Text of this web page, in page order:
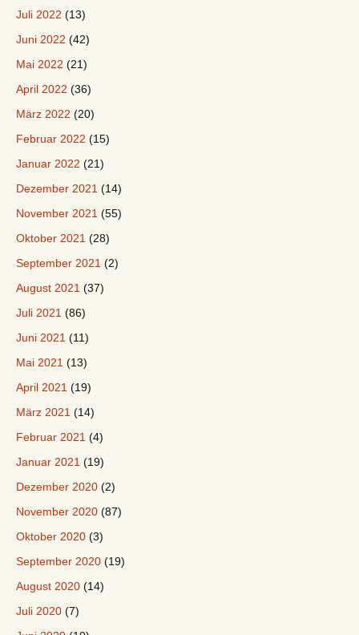
Juli 2022 (13)
Juni 2022 (42)
Mai 2022 (21)
April 2022 (36)
März 2022 (20)
Februar 2022 (15)
Januar 2022 (21)
Dezember 2021 (14)
November 2021 (55)
Oktober 2021 (28)
September 2021 (2)
August 2021 (37)
Juli 2021 (86)
Juni 2021 (11)
Mai 2021 (13)
April 2021 (19)
März 2021 (14)
Februar 2021 (4)
Januar 2021 (19)
Dezember 2020 (2)
November 2020 (87)
Oktober 2020 (3)
September 2020 (19)
August 2020 (14)
Juli 2020 (7)